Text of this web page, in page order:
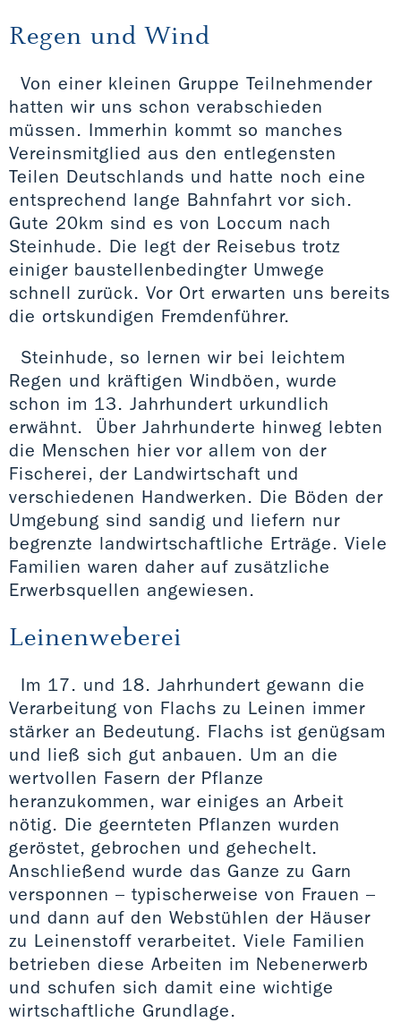
Regen und Wind
Von einer kleinen Gruppe Teilnehmender
hatten wir uns schon verabschieden
müssen. Immerhin kommt so manches
Vereinsmitglied aus den entlegensten
Teilen Deutschlands und hatte noch eine
entsprechend lange Bahnfahrt vor sich.
Gute 20km sind es von Loccum nach
Steinhude. Die legt der Reisebus trotz
einiger baustellenbedingter Umwege
schnell zurück. Vor Ort erwarten uns bereits
die ortskundigen Fremdenführer.
Steinhude, so lernen wir bei leichtem
Regen und kräftigen Windböen, wurde
schon im 13. Jahrhundert urkundlich
erwähnt. Über Jahrhunderte hinweg lebten
die Menschen hier vor allem von der
Fischerei, der Landwirtschaft und
verschiedenen Handwerken. Die Böden der
Umgebung sind sandig und liefern nur
begrenzte landwirtschaftliche Erträge. Viele
Familien waren daher auf zusätzliche
Erwerbsquellen angewiesen.
Leinenweberei
Im 17. und 18. Jahrhundert gewann die
Verarbeitung von Flachs zu Leinen immer
stärker an Bedeutung. Flachs ist genügsam
und ließ sich gut anbauen. Um an die
wertvollen Fasern der Pflanze
heranzukommen, war einiges an Arbeit
nötig. Die geernteten Pflanzen wurden
geröstet, gebrochen und gehechelt.
Anschließend wurde das Ganze zu Garn
versponnen – typischerweise von Frauen –
und dann auf den Webstühlen der Häuser
zu Leinenstoff verarbeitet. Viele Familien
betrieben diese Arbeiten im Nebenerwerb
und schufen sich damit eine wichtige
wirtschaftliche Grundlage.